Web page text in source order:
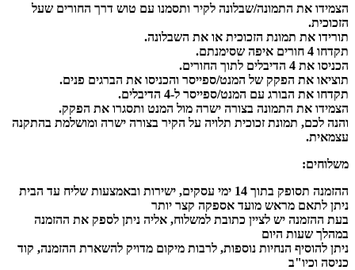
הצמידו את התמונה/שבלונה לקיר ותסמנו עם טוש דרך החורים שעל
הזכוכית.
תורידו את תמונת הזכוכית או את השבלונה.
תקדחו 4 חורים איפה שסימנתם.
הכניסו את 4 הדיבלים לתוך החורים.
תוציאו את הפקק של המנט/ספייסר והכניסו את הברגים פנים.
תקדחו את הבורג עם המנט/ספייסר ל-4 הדיבלים.
הצמידו את התמונה בצורה ישרה מול המנט ותסגרו את הפקק.
והנה לכם, תמונת זכוכית תלויה על הקיר בצורה ישרה ומושלמת בהתקנה
עצמאית.
משלוחים:
ההזמנה תסופק בתוך 14 ימי עסקים, ישירות ובאמצעות שליח עד הבית
ניתן לתאם מראש מועד אספקה קצר יותר
בעת ההזמנה יש לציין כתובת למשלוח, אליה ניתן לספק את ההזמנה
במהלך שעות היום
ניתן להוסיף הנחיות נוספות, לרבות מיקום מדויק להשארת ההזמנה, קוד
כניסה וכיו"ב